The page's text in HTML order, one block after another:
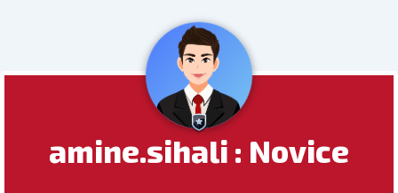
amine.sihali : Novice